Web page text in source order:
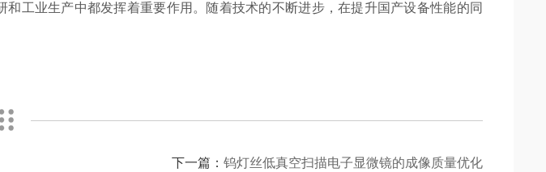
业生产中都发挥着重要作用。随着技术的不断进步，在提升国产设备性能的同
下一篇： 钨灯丝低真空扫描电子显微镜的成像质量优化